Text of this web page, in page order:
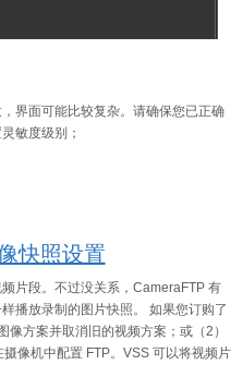
界面可能比较复杂。请确保您已正确
敏度级别；
快照设置
片段。不过没关系，CameraFTP 有
播放录制的图片快照。 如果您订购了
方案并取消旧的视频方案；或（2）
摄像机中配置 FTP。VSS 可以将视频片